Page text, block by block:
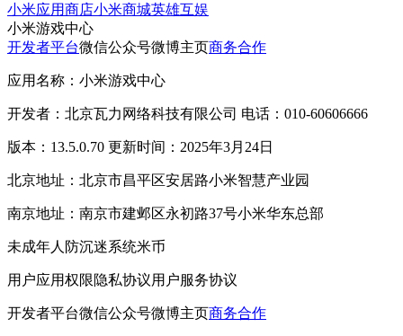
小米应用商店小米商城英雄互娱
小米游戏中心
开发者平台微信公众号微博主页商务合作
应用名称：小米游戏中心
开发者：北京瓦力网络科技有限公司 电话：010-60606666
版本：13.5.0.70 更新时间：2025年3月24日
北京地址：北京市昌平区安居路小米智慧产业园
南京地址：南京市建邺区永初路37号小米华东总部
未成年人防沉迷系统米币
用户应用权限隐私协议用户服务协议
开发者平台微信公众号微博主页商务合作